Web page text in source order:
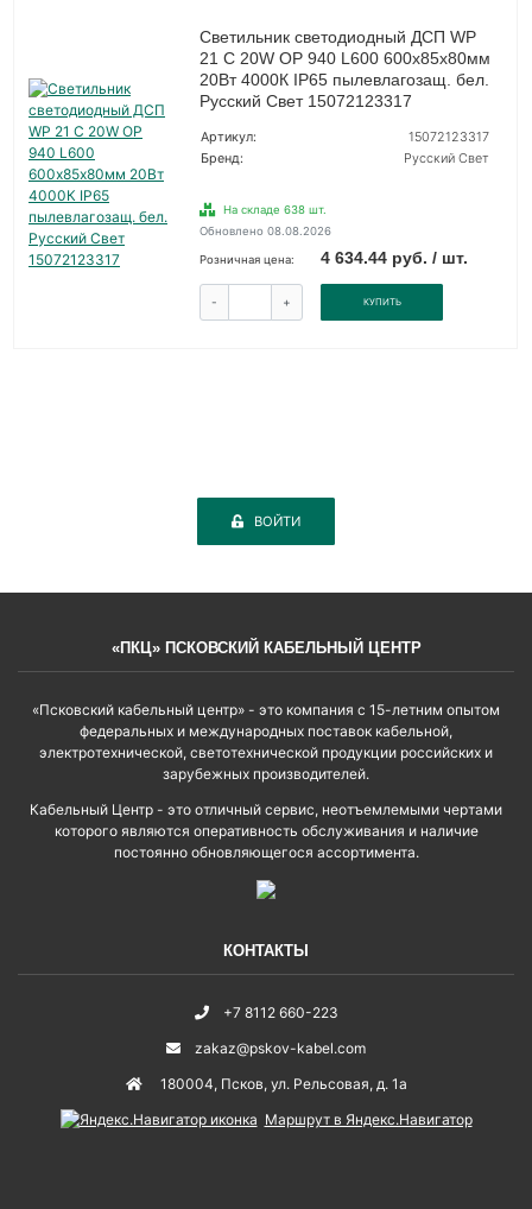
Светильник светодиодный ДСП WP
21 C 20W OP 940 L600 600х85х80мм
20Вт 4000К IP65 пылевлагозащ. бел.
Русский Свет 15072123317
Артикул:
15072123317
Бренд:
Русский Свет
На складе 638 шт.
Обновлено 08.08.2026
Розничная цена: 4 634.44 руб. / шт.
- + КУПИТЬ
ВОЙТИ
«ПКЦ» ПСКОВСКИЙ КАБЕЛЬНЫЙ ЦЕНТР
«Псковский кабельный центр» - это компания с 15-летним опытом
федеральных и международных поставок кабельной,
электротехнической, светотехнической продукции российских и
зарубежных производителей.
Кабельный Центр - это отличный сервис, неотъемлемыми чертами
которого являются оперативность обслуживания и наличие
постоянно обновляющегося ассортимента.
КОНТАКТЫ
+7 8112 660-223
zakaz@pskov-kabel.com
180004, Псков, ул. Рельсовая, д. 1а
Маршрут в Яндекс.Навигатор